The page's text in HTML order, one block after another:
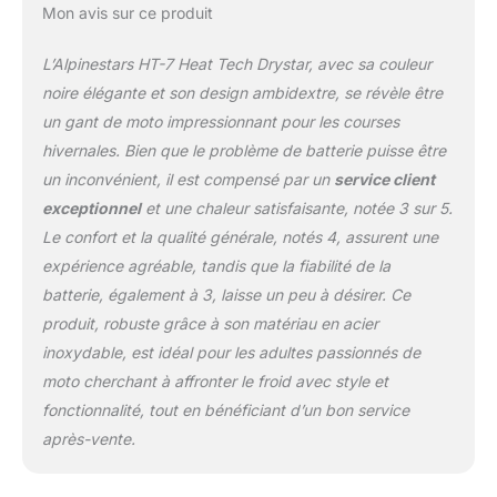
pour connecter les deux
batteries simultanément.
Batterie au lithium 7,4 V
pour une alimentation
fiable et durable du
système Alpinestars
Heat Tech - avec
contrôleur électronique
pour une longue durée
de vie et de sécurité. Le
HT-7 dispose également
d’une activation
automatique et d’un arrêt
main du cycliste glisse
dans et hors du gant.
Mon avis sur ce produit
L’Alpinestars HT-7 Heat Tech Drystar, avec sa couleur
noire élégante et son design ambidextre, se révèle être
un gant de moto impressionnant pour les courses
hivernales. Bien que le problème de batterie puisse être
un inconvénient, il est compensé par un service client
exceptionnelet une chaleur satisfaisante, notée 3 sur 5.
Le confort et la qualité générale, notés 4, assurent une
expérience agréable, tandis que la fiabilité de la
batterie, également à 3, laisse un peu à désirer. Ce
produit, robuste grâce à son matériau en acier
inoxydable, est idéal pour les adultes passionnés de
moto cherchant à affronter le froid avec style et
fonctionnalité, tout en bénéficiant d’un bon service
après-vente.